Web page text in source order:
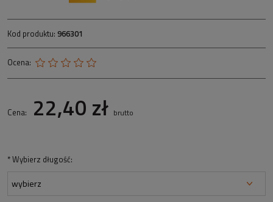
Kod produktu: 966301
Ocena:
Cena: 22,40 zł brutto
*Wybierz długość: